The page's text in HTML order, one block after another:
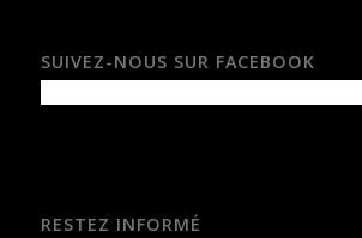
SUIVEZ-NOUS SUR FACEBOOK
RESTEZ INFORMÉ